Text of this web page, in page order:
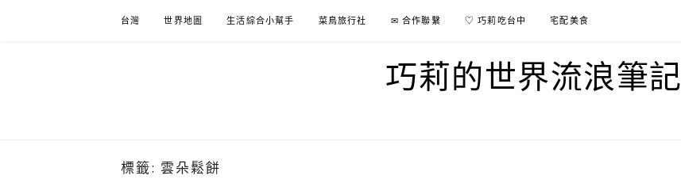
台灣 世界地圖 生活綜合小幫手 菜鳥旅行社 ✉ 合作聯繫 ♡ 巧莉吃台中 宅配美食
巧莉的世界流浪筆記
標籤: 雲朵鬆餅